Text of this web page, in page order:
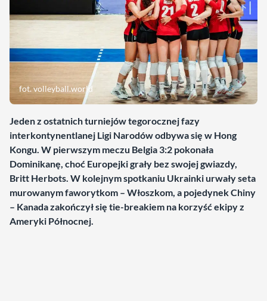
fot. volleyball.world
Jeden z ostatnich turniejów tegorocznej fazy
interkontynentlanej Ligi Narodów odbywa się w Hong
Kongu. W pierwszym meczu Belgia 3:2 pokonała
Dominikanę, choć Europejki grały bez swojej gwiazdy,
Britt Herbots. W kolejnym spotkaniu Ukrainki urwały seta
murowanym faworytkom – Włoszkom, a pojedynek Chiny
– Kanada zakończył się tie-breakiem na korzyść ekipy z
Ameryki Północnej.